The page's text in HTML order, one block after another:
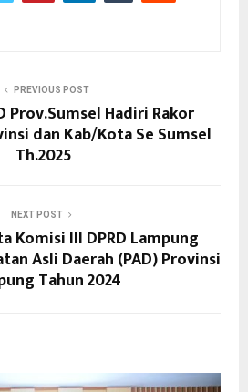
PREVIOUS POST
Prov.Sumsel Hadiri Rakor
dan Kab/Kota Se Sumsel
Th.2025
NEXT POST
Komisi III DPRD Lampung
Asli Daerah (PAD) Provinsi
Tahun 2024